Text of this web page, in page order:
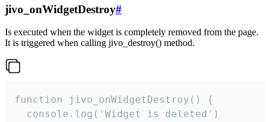
jivo_onWidgetDestroy#
Is executed when the widget is completely removed from the page.
It is triggered when calling jivo_destroy() method.
function jivo_onWidgetDestroy() {
  console.log('Widget is deleted')